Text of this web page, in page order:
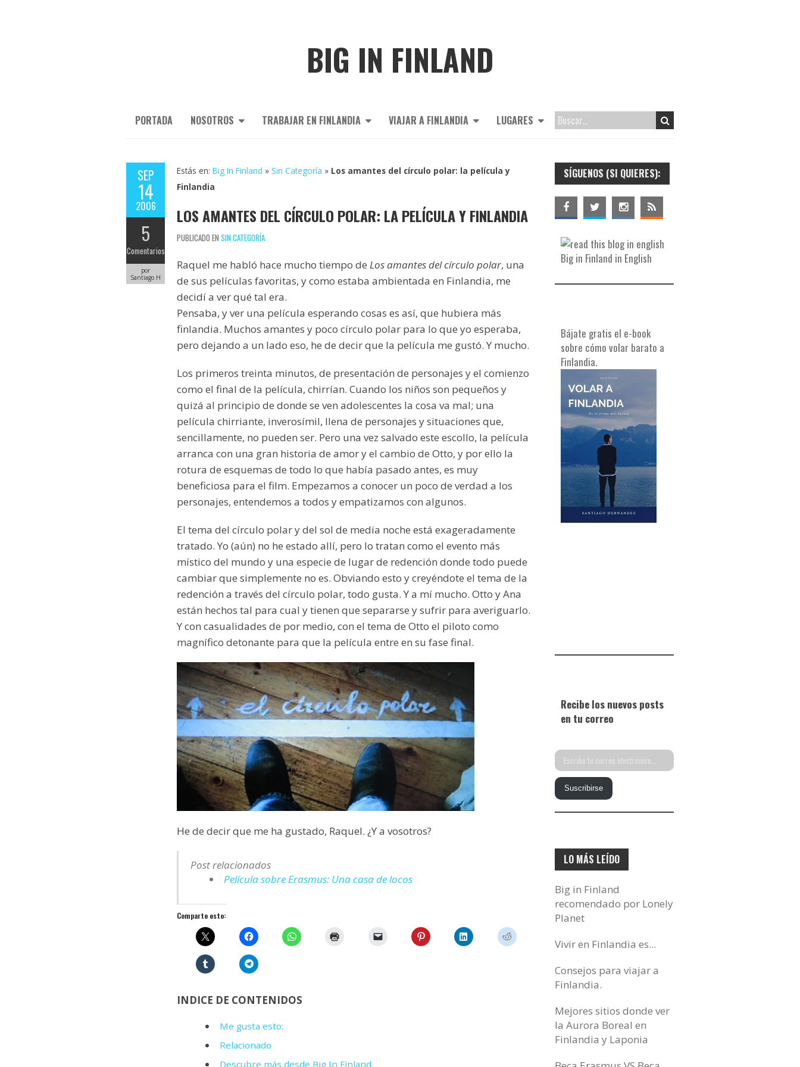
BIG IN FINLAND
PORTADA NOSOTROS TRABAJAR EN FINLANDIA VIAJAR A FINLANDIA LUGARES
SEP
14
2006
5
Comentarios
por
Santiago H
Estás en: Big In Finland » Sin Categoría » Los amantes del círculo polar: la película y
Finlandia
LOS AMANTES DEL CÍRCULO POLAR: LA PELÍCULA Y FINLANDIA
PUBLICADO EN SIN CATEGORÍA
Raquel me habló hace mucho tiempo de Los amantes del círculo polar, una
de sus películas favoritas, y como estaba ambientada en Finlandia, me
decidí a ver qué tal era.
Pensaba, y ver una película esperando cosas es así, que hubiera más
finlandia. Muchos amantes y poco círculo polar para lo que yo esperaba,
pero dejando a un lado eso, he de decir que la película me gustó. Y mucho.
Los primeros treinta minutos, de presentación de personajes y el comienzo
como el final de la película, chirrían. Cuando los niños son pequeños y
quizá al principio de donde se ven adolescentes la cosa va mal; una
película chirriante, inverosímil, llena de personajes y situaciones que,
sencillamente, no pueden ser. Pero una vez salvado este escollo, la película
arranca con una gran historia de amor y el cambio de Otto, y por ello la
rotura de esquemas de todo lo que había pasado antes, es muy
beneficiosa para el film. Empezamos a conocer un poco de verdad a los
personajes, entendemos a todos y empatizamos con algunos.
El tema del círculo polar y del sol de media noche está exageradamente
tratado. Yo (aún) no he estado allí, pero lo tratan como el evento más
místico del mundo y una especie de lugar de redención donde todo puede
cambiar que simplemente no es. Obviando esto y creyéndote el tema de la
redención a través del círculo polar, todo gusta. Y a mí mucho. Otto y Ana
están hechos tal para cual y tienen que separarse y sufrir para averiguarlo.
Y con casualidades de por medio, con el tema de Otto el piloto como
magnífico detonante para que la película entre en su fase final.
He de decir que me ha gustado, Raquel. ¿Y a vosotros?
Post relacionados
Película sobre Erasmus: Una casa de locos
Comparte esto:
INDICE DE CONTENIDOS
Me gusta esto:
Relacionado
Descubre más desde Big In Finland
SÍGUENOS (SI QUIERES):
Big in Finland in English
Bájate gratis el e-book
sobre cómo volar barato a
Finlandia.
Recibe los nuevos posts
en tu correo
Escribe
tu
correo
electrónico…
Suscribirse
LO MÁS LEÍDO
Big in Finland
recomendado por Lonely
Planet
Vivir en Finlandia es...
Consejos para viajar a
Finlandia.
Mejores sitios donde ver
la Aurora Boreal en
Finlandia y Laponia